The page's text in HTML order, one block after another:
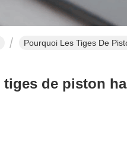
Pourquoi Les Tiges De
de piston